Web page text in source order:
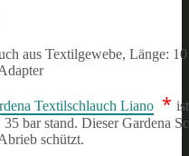
aus Textilgewebe, Länge:
Textilschlauch Liano *
bar stand. Dieser Gardena
schützt.